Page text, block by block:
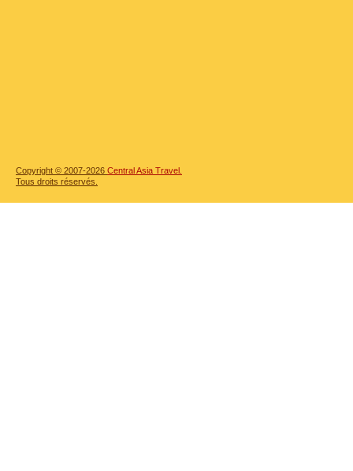
Copyright © 2007-2026 Central Asia Travel.
Tous droits réservés.